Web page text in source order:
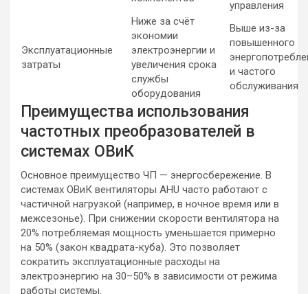
управления
Эксплуатационные
затраты
Ниже за счёт
экономии
электроэнергии и
увеличения срока
службы
оборудования
Выше из-за
повышенного
и частого
обслуживания
Преимущества использования
частотных преобразователей в
системах ОВиК
Основное преимущество ЧП — энергосбережение. В
системах ОВиК вентиляторы AHU часто работают с
частичной нагрузкой (например, в ночное время или в
межсезонье). При снижении скорости вентилятора на
20% потребляемая мощность уменьшается примерно
на 50% (закон квадрата-куба). Это позволяет
сократить эксплуатационные расходы на
электроэнергию на 30–50% в зависимости от режима
работы системы.